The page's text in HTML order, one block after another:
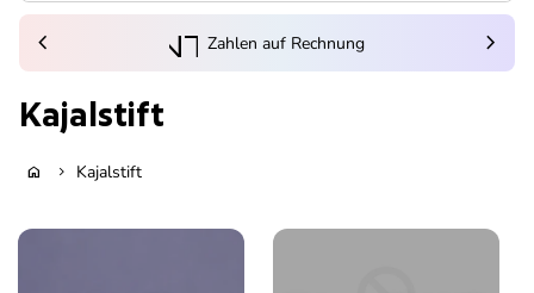
(Link öffnet in neuem Tab/Fenster)
Zahlen auf Rechnung
chevron_left chevron_right
Kajalstift
home chevron_right Kajalstift